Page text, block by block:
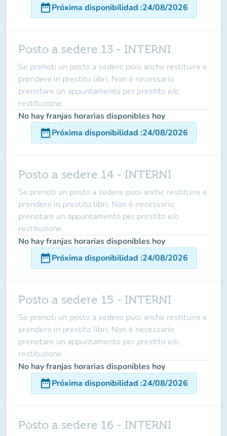
date_rangePróxima disponibilidad :24/08/2026
Posto a sedere 13 - INTERNI
Se prenoti un posto a sedere puoi anche restituire e
prendere in prestito libri. Non è necessario
prenotare un appuntamento per prestito e/o
restituzione.
No hay franjas horarias disponibles hoy
date_rangePróxima disponibilidad :24/08/2026
Posto a sedere 14 - INTERNI
Se prenoti un posto a sedere puoi anche restituire e
prendere in prestito libri. Non è necessario
prenotare un appuntamento per prestito e/o
restituzione.
No hay franjas horarias disponibles hoy
date_rangePróxima disponibilidad :24/08/2026
Posto a sedere 15 - INTERNI
Se prenoti un posto a sedere puoi anche restituire e
prendere in prestito libri. Non è necessario
prenotare un appuntamento per prestito e/o
restituzione.
No hay franjas horarias disponibles hoy
date_rangePróxima disponibilidad :24/08/2026
Posto a sedere 16 - INTERNI